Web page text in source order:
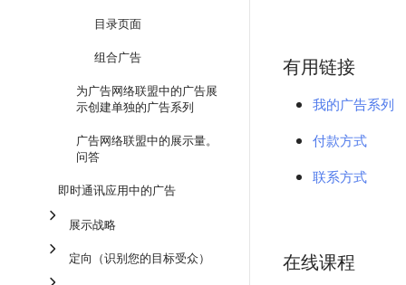
目录页面
组合广告
为广告网络联盟中的广告展
示创建单独的广告系列
广告网络联盟中的展示量。
问答
即时通讯应用中的广告
展示战略
定向（识别您的目标受众）
有用链接
我的广告系列
付款方式
联系方式
在线课程